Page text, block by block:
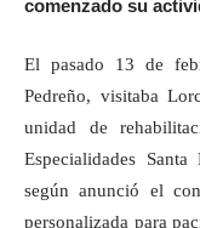
comenzado su
El pasado 13 de
Pedreño, visitaba
unidad de
Especialidades
según anunció el
personalizada para